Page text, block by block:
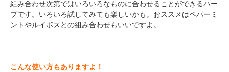
組み合わせ次第ではいろいろなものに合わせることができるハー
ブです。いろいろ試してみても楽しいかも。おススメはペパーミ
ントやルイボスとの組み合わせもいいですよ。
こんな使い方もありますよ！